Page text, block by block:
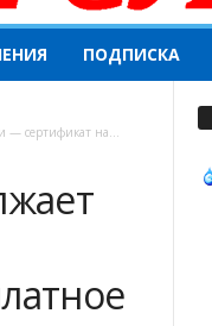
ПОДПИСКА
— сертификат на...